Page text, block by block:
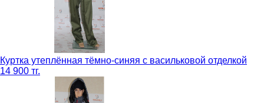
Куртка утеплённая тёмно-синяя с васильковой отделкой
14 900 тг.